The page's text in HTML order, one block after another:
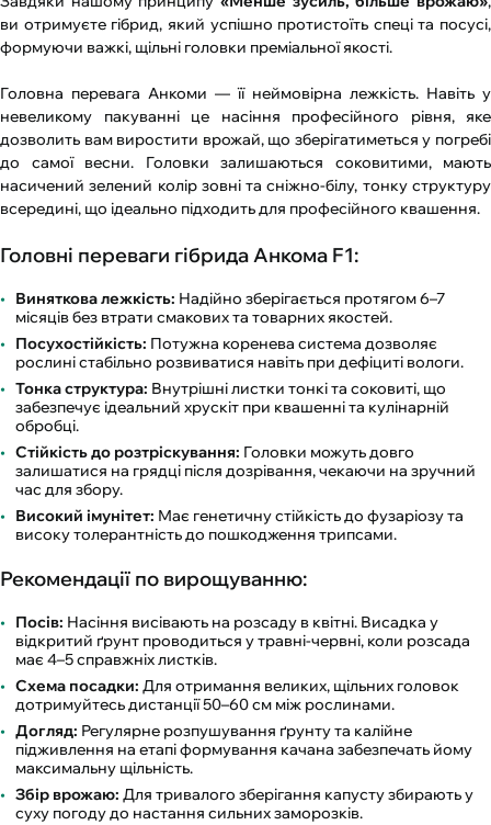
ви отримуєте гібрид, який успішно протистоїть спеці та посусі,
формуючи важкі, щільні головки преміальної якості.
Головна перевага Анкоми — її неймовірна лежкість. Навіть у
невеликому пакуванні це насіння професійного рівня, яке
дозволить вам виростити врожай, що зберігатиметься у погребі
до самої весни. Головки залишаються соковитими, мають
насичений зелений колір зовні та сніжно-білу, тонку структуру
всередині, що ідеально підходить для професійного квашення.
Головні переваги гібрида Анкома F1:
Виняткова лежкість: Надійно зберігається протягом 6–7
місяців без втрати смакових та товарних якостей.
Посухостійкість: Потужна коренева система дозволяє
рослині стабільно розвиватися навіть при дефіциті вологи.
Тонка структура: Внутрішні листки тонкі та соковиті, що
забезпечує ідеальний хрускіт при квашенні та кулінарній
обробці.
Стійкість до розтріскування: Головки можуть довго
залишатися на грядці після дозрівання, чекаючи на зручний
час для збору.
Високий імунітет: Має генетичну стійкість до фузаріозу та
високу толерантність до пошкодження трипсами.
Рекомендації по вирощуванню:
Посів: Насіння висівають на розсаду в квітні. Висадка у
відкритий ґрунт проводиться у травні-червні, коли розсада
має 4–5 справжніх листків.
Схема посадки: Для отримання великих, щільних головок
дотримуйтесь дистанції 50–60 см між рослинами.
Догляд: Регулярне розпушування ґрунту та калійне
підживлення на етапі формування качана забезпечать йому
максимальну щільність.
Збір врожаю: Для тривалого зберігання капусту збирають у
суху погоду до настання сильних заморозків.